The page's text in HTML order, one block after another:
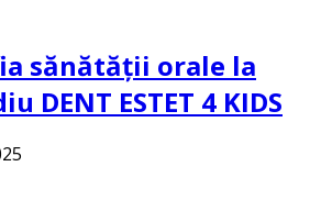
sănătății orale la
DENT ESTET 4 KIDS